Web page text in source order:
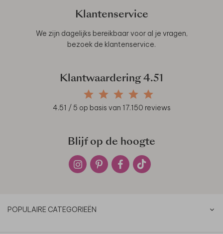
Klantenservice
We zijn dagelijks bereikbaar voor al je vragen,
bezoek de klantenservice.
Klantwaardering 4.51
4.51 / 5 op basis van 17.150 reviews
Blijf op de hoogte
POPULAIRE CATEGORIEËN